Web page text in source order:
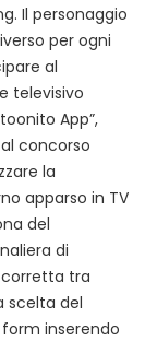
Il personaggio
per ogni
al
televisivo
App”,
concorso
la
apparso in TV
del
di
tra
scelta del
inserendo